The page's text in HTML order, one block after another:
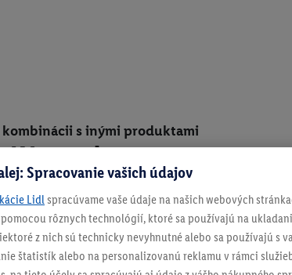
s inými produktami
Kúp spolu
Spracovanie vašich údajov
Lidl spracúvame vaše údaje na našich webových
rôznych technológií, ktoré sa používajú na
z nich sú technicky nevyhnutné alebo sa používajú s
štatistík alebo na personalizovanú reklamu v rámci